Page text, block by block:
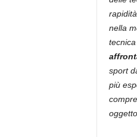
nella
sport
più